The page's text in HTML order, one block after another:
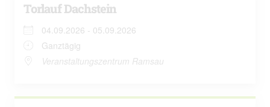
Torlauf Dachstein
04.09.2026 - 05.09.2026
Ganztägig
Veranstaltungszentrum Ramsau